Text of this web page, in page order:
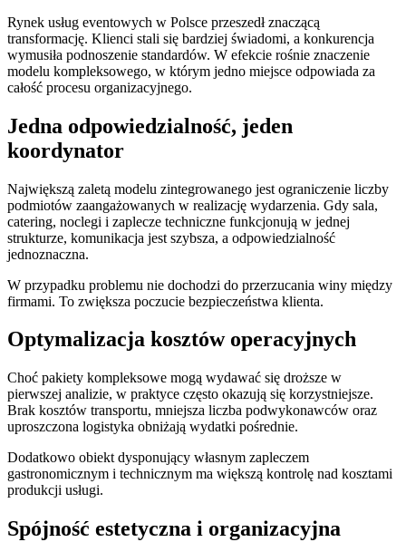
Rynek usług eventowych w Polsce przeszedł znaczącą
transformację. Klienci stali się bardziej świadomi, a konkurencja
wymusiła podnoszenie standardów. W efekcie rośnie znaczenie
modelu kompleksowego, w którym jedno miejsce odpowiada za
całość procesu organizacyjnego.
Jedna odpowiedzialność, jeden
koordynator
Największą zaletą modelu zintegrowanego jest ograniczenie liczby
podmiotów zaangażowanych w realizację wydarzenia. Gdy sala,
catering, noclegi i zaplecze techniczne funkcjonują w jednej
strukturze, komunikacja jest szybsza, a odpowiedzialność
jednoznaczna.
W przypadku problemu nie dochodzi do przerzucania winy między
firmami. To zwiększa poczucie bezpieczeństwa klienta.
Optymalizacja kosztów operacyjnych
Choć pakiety kompleksowe mogą wydawać się droższe w
pierwszej analizie, w praktyce często okazują się korzystniejsze.
Brak kosztów transportu, mniejsza liczba podwykonawców oraz
uproszczona logistyka obniżają wydatki pośrednie.
Dodatkowo obiekt dysponujący własnym zapleczem
gastronomicznym i technicznym ma większą kontrolę nad kosztami
produkcji usługi.
Spójność estetyczna i organizacyjna